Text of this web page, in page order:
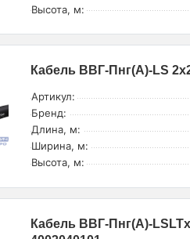
Высота, м:
Кабель ВВГ-Пнг(А)-LS
Артикул:
Бренд:
Длина, м:
Ширина, м:
Высота, м:
Кабель ВВГ-Пнг(А)-